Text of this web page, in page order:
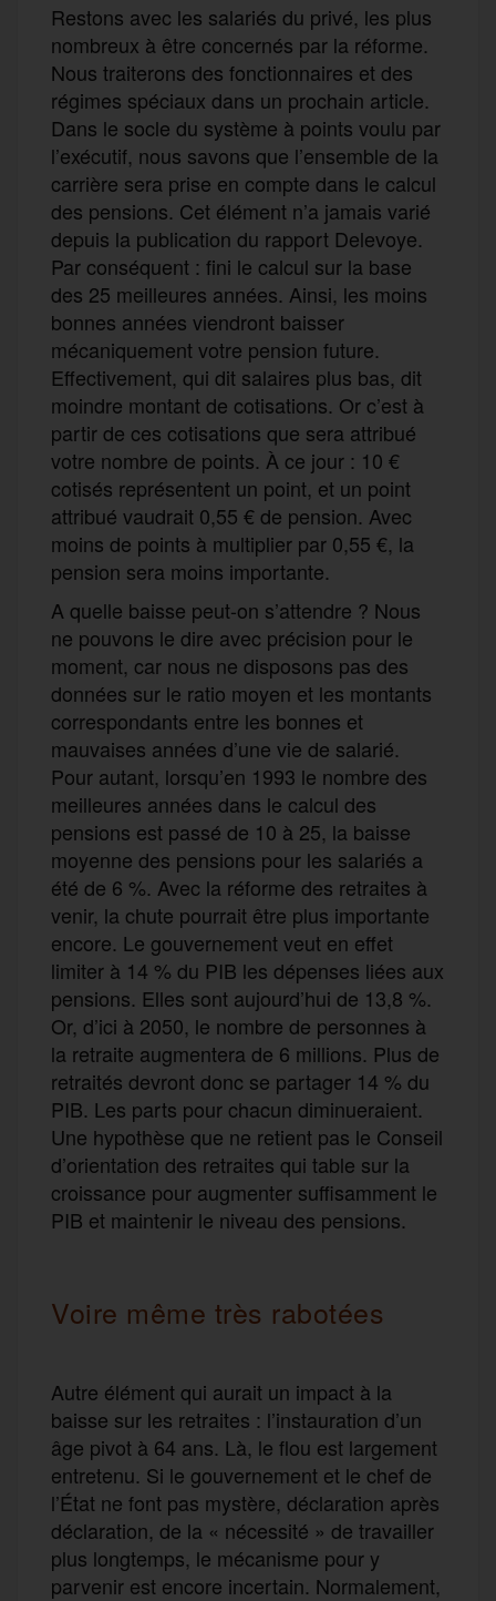
Restons avec les salariés du privé, les plus
nombreux à être concernés par la réforme.
Nous traiterons des fonctionnaires et des
régimes spéciaux dans un prochain article.
Dans le socle du système à points voulu par
l’exécutif, nous savons que l’ensemble de la
carrière sera prise en compte dans le calcul
des pensions. Cet élément n’a jamais varié
depuis la publication du rapport Delevoye.
Par conséquent : fini le calcul sur la base
des 25 meilleures années. Ainsi, les moins
bonnes années viendront baisser
mécaniquement votre pension future.
Effectivement, qui dit salaires plus bas, dit
moindre montant de cotisations. Or c’est à
partir de ces cotisations que sera attribué
votre nombre de points. À ce jour : 10 €
cotisés représentent un point, et un point
attribué vaudrait 0,55 € de pension. Avec
moins de points à multiplier par 0,55 €, la
pension sera moins importante.
A quelle baisse peut-on s’attendre ? Nous
ne pouvons le dire avec précision pour le
moment, car nous ne disposons pas des
données sur le ratio moyen et les montants
correspondants entre les bonnes et
mauvaises années d’une vie de salarié.
Pour autant, lorsqu’en 1993 le nombre des
meilleures années dans le calcul des
pensions est passé de 10 à 25, la baisse
moyenne des pensions pour les salariés a
été de 6 %. Avec la réforme des retraites à
venir, la chute pourrait être plus importante
encore. Le gouvernement veut en effet
limiter à 14 % du PIB les dépenses liées aux
pensions. Elles sont aujourd’hui de 13,8 %.
Or, d’ici à 2050, le nombre de personnes à
la retraite augmentera de 6 millions. Plus de
retraités devront donc se partager 14 % du
PIB. Les parts pour chacun diminueraient.
Une hypothèse que ne retient pas le Conseil
d’orientation des retraites qui table sur la
croissance pour augmenter suffisamment le
PIB et maintenir le niveau des pensions.
Voire même très rabotées
Autre élément qui aurait un impact à la
baisse sur les retraites : l’instauration d’un
âge pivot à 64 ans. Là, le flou est largement
entretenu. Si le gouvernement et le chef de
l’État ne font pas mystère, déclaration après
déclaration, de la « nécessité » de travailler
plus longtemps, le mécanisme pour y
parvenir est encore incertain. Normalement,